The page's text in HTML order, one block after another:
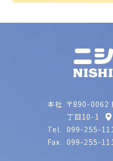
本社 〒890-0062
丁目10-1
Tel. 099-255-
Fax. 099-255-